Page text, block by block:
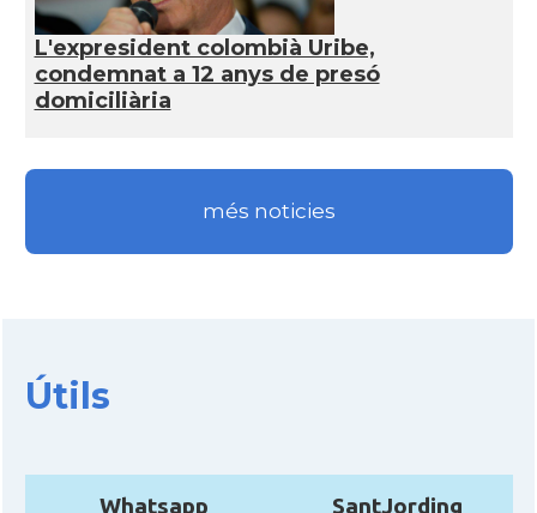
L'expresident colombià Uribe,
condemnat a 12 anys de presó
domiciliària
més noticies
Útils
Whatsapp SantJording